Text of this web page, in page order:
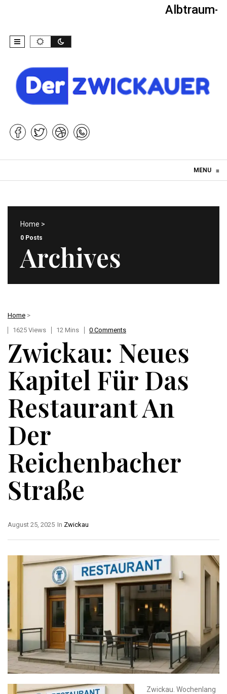
Albtraum-
MENU ≡
Home >
0 Posts
Archives
Home >
1625 Views
12 Mins 0 Comments
Zwickau: Neues
Kapitel Für Das
Restaurant An
Der
Reichenbacher
Straße
In Zwickau
August 25, 2025
Zwickau. Wochenlang